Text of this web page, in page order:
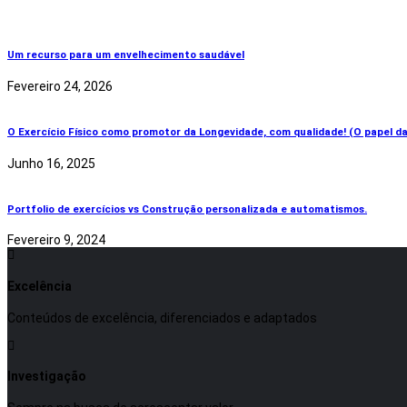
Um recurso para um envelhecimento saudável
Fevereiro 24, 2026
O Exercício Físico como promotor da Longevidade, com qualidade! (O papel
Junho 16, 2025
Portfolio de exercícios vs Construção personalizada e automatismos.
Fevereiro 9, 2024
Excelência
Conteúdos de excelência, diferenciados e adaptados
Investigação